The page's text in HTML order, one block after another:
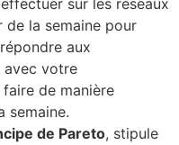
sur les réseaux
de la semaine pour
aux
avec votre
de manière
semaine.
de Pareto, stipule